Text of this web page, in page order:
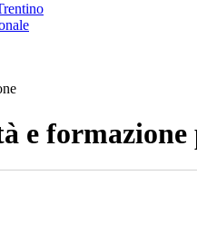
e formazione